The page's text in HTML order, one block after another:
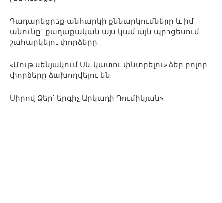
Դադարեցրեք անհարկի քննարկումները և իմ
անունը` քաղաքական այս կամ այն պրոցեսում
շահարկելու փորձերը:
«Մութ սենյակում Սև կատու փնտրելու» ձեր բոլոր
փորձերը ձախողվելու են:
Սիրով Ձեր` երգիչ Արկադի Դումիկյան»: